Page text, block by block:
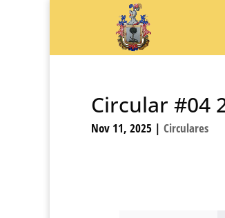
Circular #04
Nov 11, 2025 | Circulares